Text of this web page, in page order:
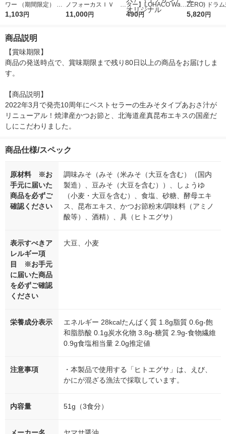
ワー （期間限定） 贅
沢搾り プレミアムト
1,103円
ノフォーカスＩＶ 4
5ｇ 資生堂 おまけ
11,000円
ター】LOHACO Wate
r（ロハコウォータ
490円
ZERO) ドラ
詰め替え メガ
5,820円
商品説明
【賞味期限】
商品の発送時点で、賞味期限まで残り80日以上の商品をお届けしま
す。
【商品説明】
2022年3月で発売10周年にベストセラーの生みそタイプあおさ汁が
リニューアル！焼津産かつお節と、北海道産真昆布エキスの国産だ
しにこだわりました。
商品仕様/スペック
原材料 ※お
手元に届いた
商品を必ずご
確認ください
調味みそ（みそ（米みそ（大豆を含む）（国内
製造）、豆みそ（大豆を含む））、しょうゆ
（小麦・大豆を含む）、食塩、砂糖、酵母エキ
ス、昆布エキス、かつお節粉末/調味料（アミノ
酸等）、酒精）、具（ヒトエグサ）
表示すべきア
レルギー項
目 ※お手元
に届いた商品
を必ずご確認
ください
大豆、小麦
栄養成分表示
エネルギー 28kcalたんぱく質 1.8g脂質 0.6g-飽
和脂肪酸 0.1g炭水化物 3.8g-糖質 2.9g-食物繊維
0.9g食塩相当量 2.0g推定値
注意事項
・本製品で使用する「ヒトエグサ」は、えび、
かにが混ざる漁法で採取しています。
内容量 51g（3食分）